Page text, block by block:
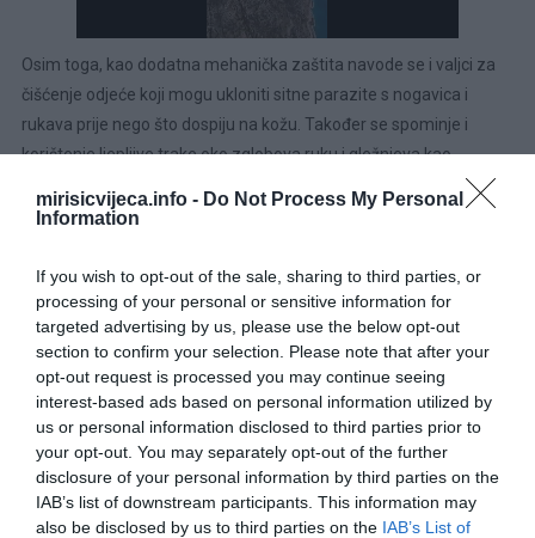
mirisicvijeca.info - Do Not Process My Personal
Information
If you wish to opt-out of the sale, sharing to third parties, or
processing of your personal or sensitive information for
targeted advertising by us, please use the below opt-out
section to confirm your selection. Please note that after your
opt-out request is processed you may continue seeing
interest-based ads based on personal information utilized by
us or personal information disclosed to third parties prior to
your opt-out. You may separately opt-out of the further
disclosure of your personal information by third parties on the
IAB’s list of downstream participants. This information may
also be disclosed by us to third parties on the IAB’s List of
Osim toga, kao dodatna mehanička zaštita navode se i valjci za
čišćenje odjeće koji mogu ukloniti sitne parazite s nogavica i
rukava prije nego što dospiju na kožu. Također se spominje i
korištenje ljepljive trake oko zglobova ruku i gležnjeva kao
odjeće.